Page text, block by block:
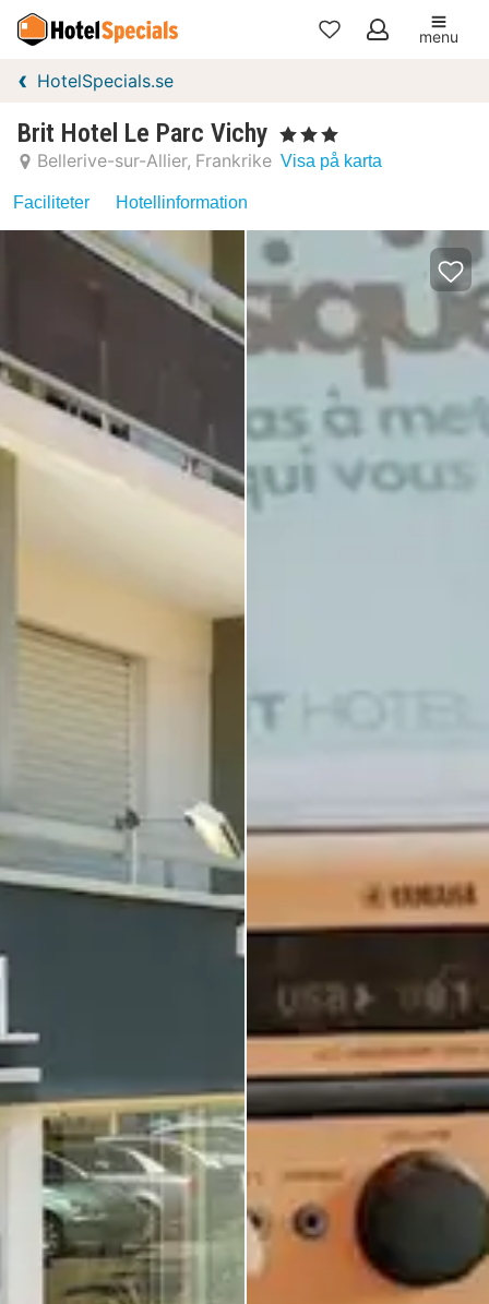
Mina
menu
HotelSpecials.se
Brit Hotel Le Parc Vichy , 3 Stjärnor
Bellerive-sur-Allier Frankrike Visa på karta
Faciliteter Hotellinformation